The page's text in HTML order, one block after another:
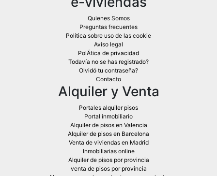
Quienes Somos
Preguntas frecuentes
Política sobre uso de las cookie
Aviso legal
PolÃ­tica de privacidad
Todavía no se has registrado?
Olvidó tu contraseña?
Contacto
Alquiler y Venta
Portales alquiler pisos
Portal inmobiliario
Alquiler de pisos en Valencia
Alquiler de pisos en Barcelona
Venta de viviendas en Madrid
Inmobiliarias online
Alquiler de pisos por provincia
venta de pisos por provincia